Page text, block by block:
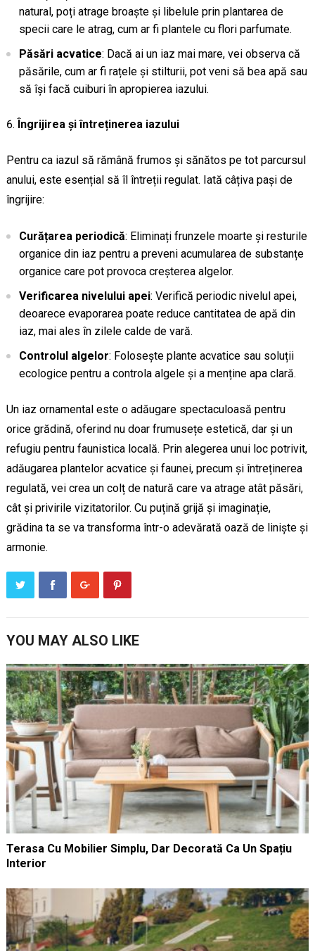
natural, poți atrage broaște și libelule prin plantarea de
specii care le atrag, cum ar fi plantele cu flori parfumate.
Păsări acvatice: Dacă ai un iaz mai mare, vei observa că
păsările, cum ar fi rațele și stilturii, pot veni să bea apă sau
să își facă cuiburi în apropierea iazului.
Îngrijirea și întreținerea iazului
Pentru ca iazul să rămână frumos și sănătos pe tot parcursul
anului, este esențial să îl întreții regulat. Iată câțiva pași de
îngrijire:
Curățarea periodică: Eliminați frunzele moarte și resturile
organice din iaz pentru a preveni acumularea de substanțe
organice care pot provoca creșterea algelor.
Verificarea nivelului apei: Verifică periodic nivelul apei,
deoarece evaporarea poate reduce cantitatea de apă din
iaz, mai ales în zilele calde de vară.
Controlul algelor: Folosește plante acvatice sau soluții
ecologice pentru a controla algele și a menține apa clară.
Un iaz ornamental este o adăugare spectaculoasă pentru
orice grădină, oferind nu doar frumusețe estetică, dar și un
refugiu pentru faunistica locală. Prin alegerea unui loc potrivit,
adăugarea plantelor acvatice și faunei, precum și întreținerea
regulată, vei crea un colț de natură care va atrage atât păsări,
cât și privirile vizitatorilor. Cu puțină grijă și imaginație,
grădina ta se va transforma într-o adevărată oază de liniște și
armonie.
YOU MAY ALSO LIKE
Terasa Cu Mobilier Simplu, Dar Decorată Ca Un Spațiu
Interior